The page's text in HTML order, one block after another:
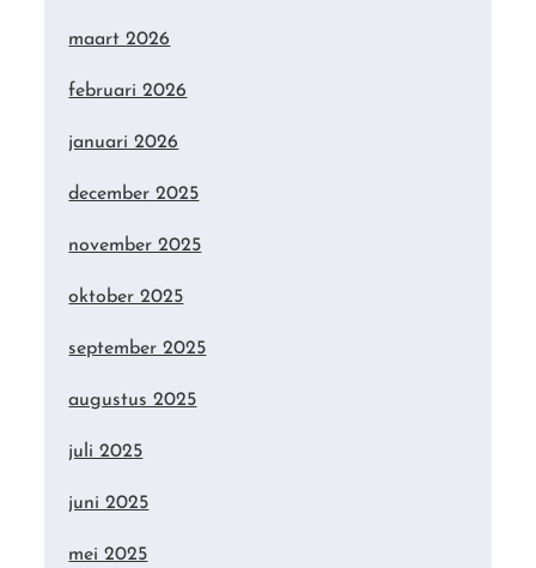
maart 2026
februari 2026
januari 2026
december 2025
november 2025
oktober 2025
september 2025
augustus 2025
juli 2025
juni 2025
mei 2025